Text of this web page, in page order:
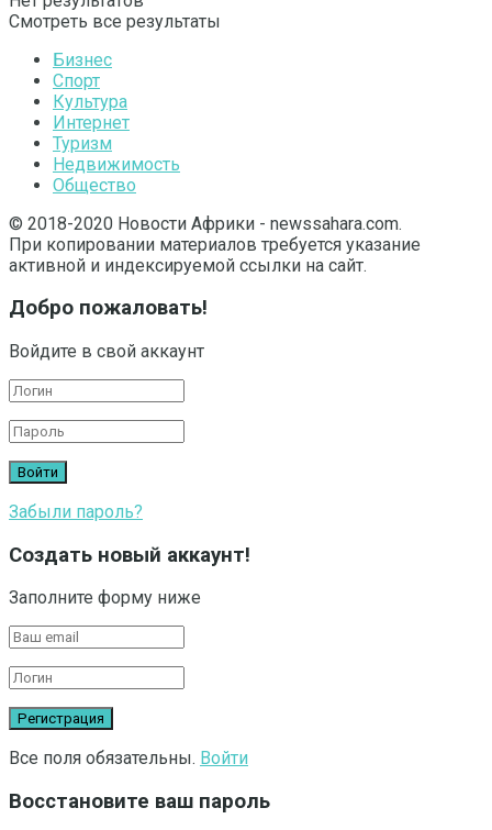
Смотреть все результаты
Бизнес
Спорт
Культура
Интернет
Туризм
Недвижимость
Общество
© 2018-2020 Новости Африки - newssahara.com.
При копировании материалов требуется указание
активной и индексируемой ссылки на сайт.
Добро пожаловать!
Войдите в свой аккаунт
Забыли пароль?
Создать новый аккаунт!
Заполните форму ниже
Все поля обязательны. Войти
Восстановите ваш пароль